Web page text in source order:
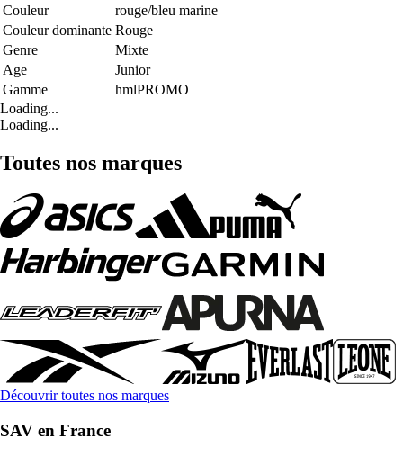
Couleur
rouge/bleu marine
Couleur dominante Rouge
Genre
Mixte
Age
Junior
Gamme
hmlPROMO
Loading...
Loading...
Toutes nos marques
Découvrir toutes nos marques
SAV en France